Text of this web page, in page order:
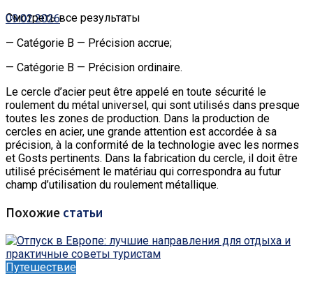
Смотреть все результаты
09.02.2026
— Catégorie B — Précision accrue;
— Catégorie B — Précision ordinaire.
Le cercle d’acier peut être appelé en toute sécurité le
roulement du métal universel, qui sont utilisés dans presque
toutes les zones de production. Dans la production de
cercles en acier, une grande attention est accordée à sa
précision, à la conformité de la technologie avec les normes
et Gosts pertinents. Dans la fabrication du cercle, il doit être
utilisé précisément le matériau qui correspondra au futur
champ d’utilisation du roulement métallique.
Похожие статьи
Путешествие